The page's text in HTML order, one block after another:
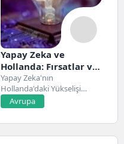
Yapay Zeka ve
Hollanda: Fırsatlar ve
Zorluklar
Yapay Zeka'nın
Hollanda'daki Yükselişi
Hollanda, son yıllarda yapay
zeka alanında...
Avrupa